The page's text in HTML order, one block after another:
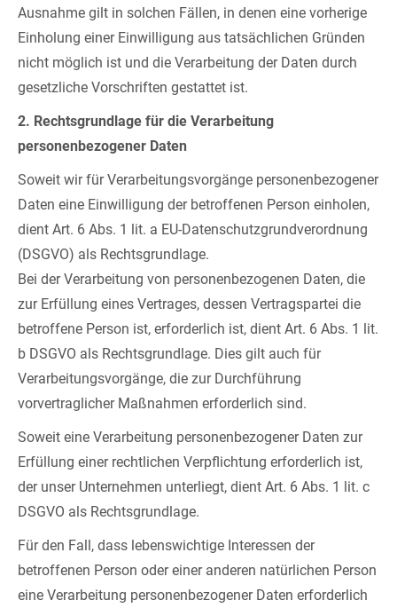
Ausnahme gilt in solchen Fällen, in denen eine vorherige
Einholung einer Einwilligung aus tatsächlichen Gründen
nicht möglich ist und die Verarbeitung der Daten durch
gesetzliche Vorschriften gestattet ist.
2. Rechtsgrundlage für die Verarbeitung
personenbezogener Daten
Soweit wir für Verarbeitungsvorgänge personenbezogener
Daten eine Einwilligung der betroffenen Person einholen,
dient Art. 6 Abs. 1 lit. a EU-Datenschutzgrundverordnung
(DSGVO) als Rechtsgrundlage.
Bei der Verarbeitung von personenbezogenen Daten, die
zur Erfüllung eines Vertrages, dessen Vertragspartei die
betroffene Person ist, erforderlich ist, dient Art. 6 Abs. 1 lit.
b DSGVO als Rechtsgrundlage. Dies gilt auch für
Verarbeitungsvorgänge, die zur Durchführung
vorvertraglicher Maßnahmen erforderlich sind.
Soweit eine Verarbeitung personenbezogener Daten zur
Erfüllung einer rechtlichen Verpflichtung erforderlich ist,
der unser Unternehmen unterliegt, dient Art. 6 Abs. 1 lit. c
DSGVO als Rechtsgrundlage.
Für den Fall, dass lebenswichtige Interessen der
betroffenen Person oder einer anderen natürlichen Person
eine Verarbeitung personenbezogener Daten erforderlich